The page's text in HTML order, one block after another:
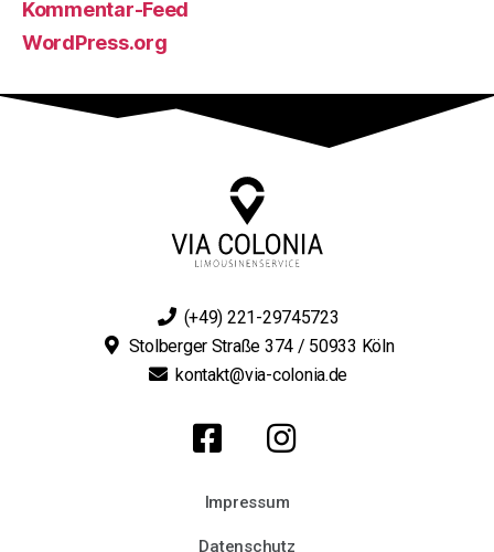
Kommentar-Feed
WordPress.org
(+49) 221-29745723
Stolberger Straße 374 / 50933 Köln
kontakt@via-colonia.de
Impressum
Datenschutz